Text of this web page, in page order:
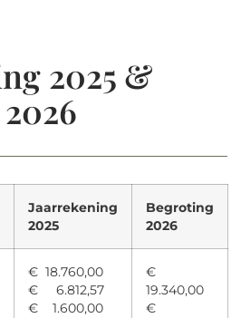
2025 &
Jaarrekening
2025
Begroting
2026
€ 18.760,00
€ 6.812,57
€ 1.600,00
€
19.340,00
€